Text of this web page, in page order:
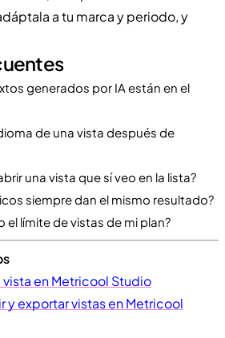
a tu marca y periodo, y
generados por IA están en el
de una vista después de
una vista que sí veo en la lista?
siempre dan el mismo resultado?
el límite de vistas de mi plan?
vista en Metricool Studio
y exportar vistas en Metricool